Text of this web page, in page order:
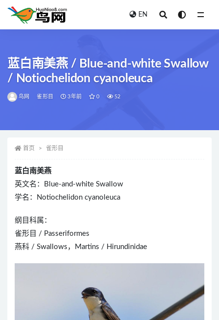
EN
蓝白南美燕 / Blue-and-white Swallow
/ Notiochelidon cyanoleuca
鸟网 雀形目 3年前 0 52
首页 雀形目
蓝白南美燕
英文名：Blue-and-white Swallow
学名：Notiochelidon cyanoleuca
纲目科属：
雀形目 / Passeriformes
燕科 / Swallows，Martins / Hirundinidae